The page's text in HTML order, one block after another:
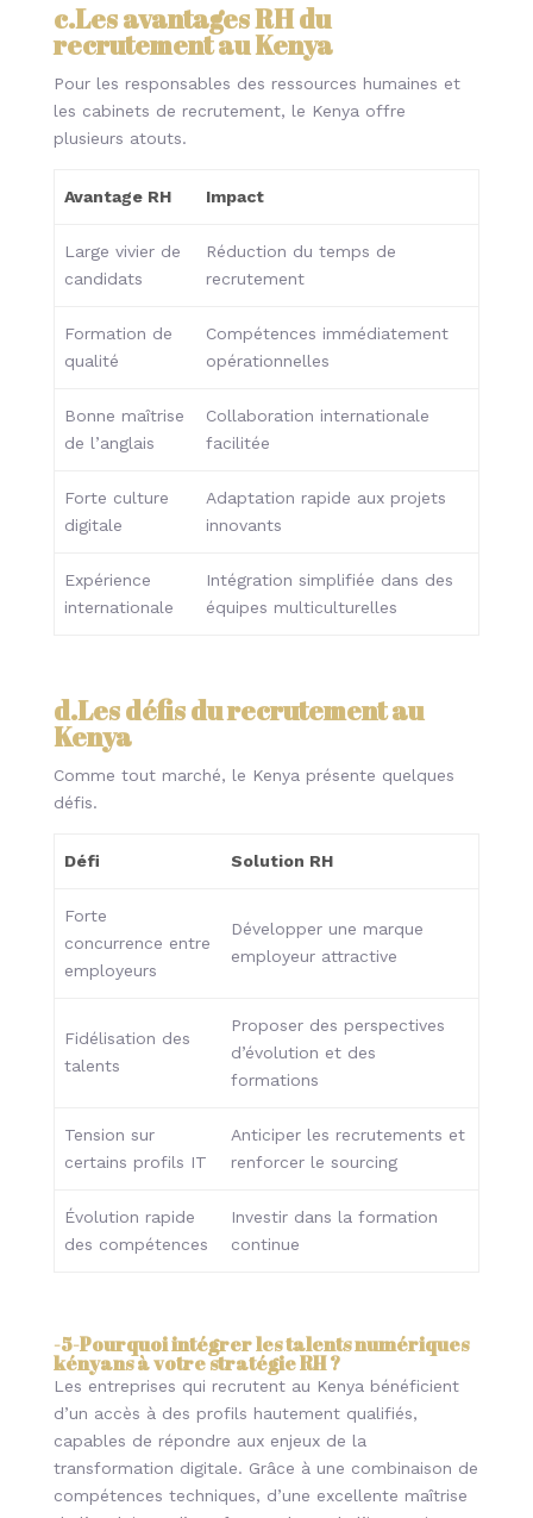
c.Les avantages RH du
recrutement au Kenya
Pour les responsables des ressources humaines et
les cabinets de recrutement, le Kenya offre
plusieurs atouts.
Avantage RH Impact
Large vivier de
candidats
Réduction du temps de
recrutement
Formation de
qualité
Compétences immédiatement
opérationnelles
Bonne maîtrise
de l’anglais
Collaboration internationale
facilitée
Forte culture
digitale
Adaptation rapide aux projets
innovants
Expérience
internationale
Intégration simplifiée dans des
équipes multiculturelles
d.Les défis du recrutement au
Kenya
Comme tout marché, le Kenya présente quelques
défis.
Défi Solution RH
Forte
concurrence entre
employeurs
Développer une marque
employeur attractive
Fidélisation des
talents
Proposer des perspectives
d’évolution et des
formations
Tension sur
certains profils IT
Anticiper les recrutements et
renforcer le sourcing
Évolution rapide
des compétences
Investir dans la formation
continue
-5-Pourquoi intégrer les talents numériques
kényans à votre stratégie RH ?
Les entreprises qui recrutent au Kenya bénéficient
d’un accès à des profils hautement qualifiés,
capables de répondre aux enjeux de la
transformation digitale. Grâce à une combinaison de
compétences techniques, d’une excellente maîtrise